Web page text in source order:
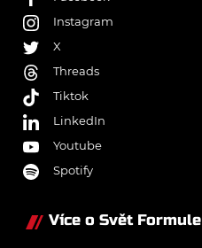
Instagram
X
Threads
Tiktok
LinkedIn
Youtube
Spotify
Více o Svět Formule